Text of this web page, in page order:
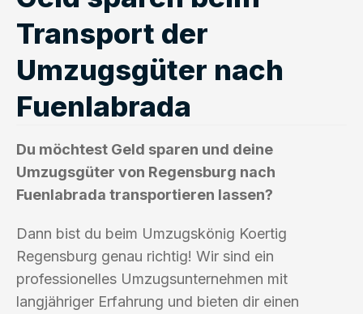
Transport der
Umzugsgüter nach
Fuenlabrada
Du möchtest Geld sparen und deine
Umzugsgüter von Regensburg nach
Fuenlabrada transportieren lassen?
Dann bist du beim Umzugskönig Koertig
Regensburg genau richtig! Wir sind ein
professionelles Umzugsunternehmen mit
langjähriger Erfahrung und bieten dir einen